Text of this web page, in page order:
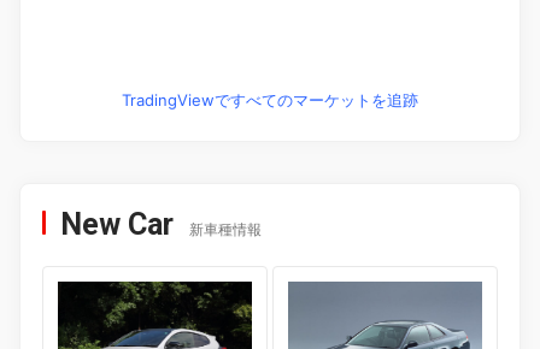
TradingViewですべてのマーケットを追跡
New Car 新車種情報